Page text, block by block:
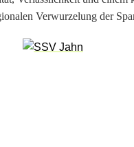
Verwurzelung der